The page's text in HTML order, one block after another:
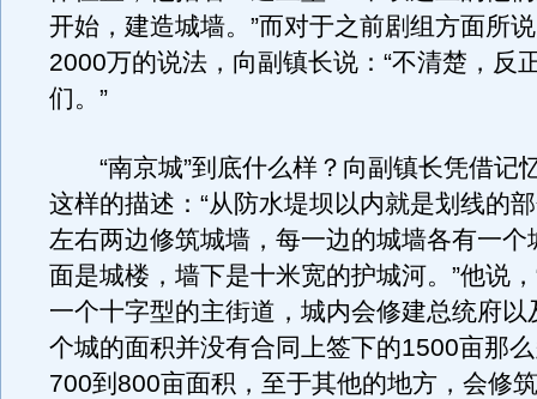
开始，建造城墙。”而对于之前剧组方面所
2000万的说法，向副镇长说：“不清楚，反
们。”
“南京城”到底什么样？向副镇长凭借记
这样的描述：“从防水堤坝以内就是划线的
左右两边修筑城墙，每一边的城墙各有一个
面是城楼，墙下是十米宽的护城河。”他说，
一个十字型的主街道，城内会修建总统府以
个城的面积并没有合同上签下的1500亩那
700到800亩面积，至于其他的地方，会修